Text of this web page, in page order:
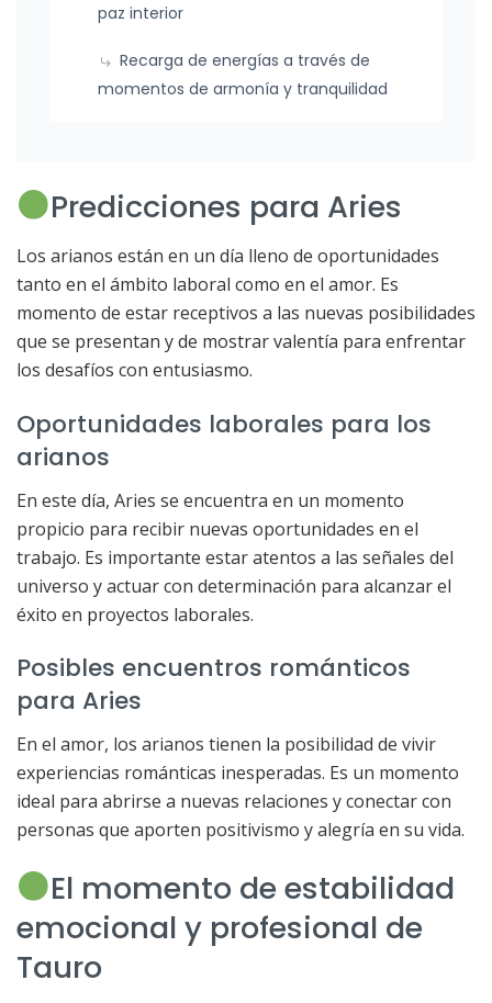
paz interior
Recarga de energías a través de
momentos de armonía y tranquilidad
Predicciones para Aries
Los arianos están en un día lleno de oportunidades
tanto en el ámbito laboral como en el amor. Es
momento de estar receptivos a las nuevas posibilidades
que se presentan y de mostrar valentía para enfrentar
los desafíos con entusiasmo.
Oportunidades laborales para los
arianos
En este día, Aries se encuentra en un momento
propicio para recibir nuevas oportunidades en el
trabajo. Es importante estar atentos a las señales del
universo y actuar con determinación para alcanzar el
éxito en proyectos laborales.
Posibles encuentros románticos
para Aries
En el amor, los arianos tienen la posibilidad de vivir
experiencias románticas inesperadas. Es un momento
ideal para abrirse a nuevas relaciones y conectar con
personas que aporten positivismo y alegría en su vida.
El momento de estabilidad
emocional y profesional de
Tauro